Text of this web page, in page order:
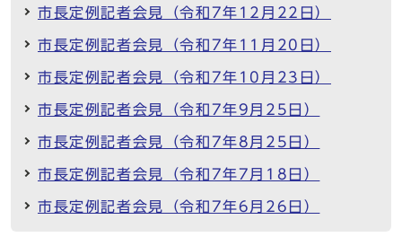
市長定例記者会見（令和7年12月22日）
市長定例記者会見（令和7年11月20日）
市長定例記者会見（令和7年10月23日）
市長定例記者会見（令和7年9月25日）
市長定例記者会見（令和7年8月25日）
市長定例記者会見（令和7年7月18日）
市長定例記者会見（令和7年6月26日）